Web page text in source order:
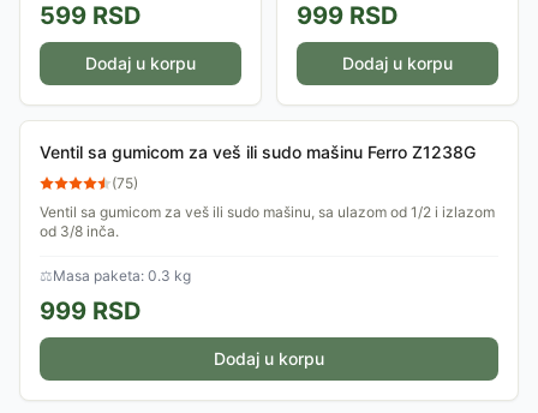
599 RSD
Dodaj u korpu
999 RSD
Dodaj u korpu
Ventil sa gumicom za veš ili sudo mašinu Ferro Z1238G
(75)
Ventil sa gumicom za veš ili sudo mašinu, sa ulazom od 1/2 i izlazom
od 3/8 inča.
⚖Masa paketa: 0.3 kg
999 RSD
Dodaj u korpu